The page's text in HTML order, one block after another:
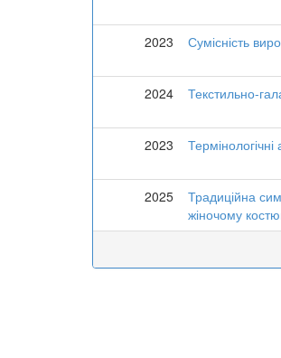
2023
Сумісність
2024
Текстильно-
2023
2025
Традиційна
жіночому